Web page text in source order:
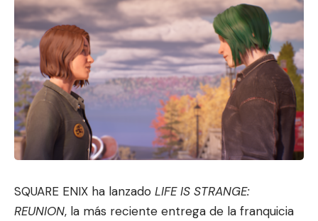
SQUARE ENIX ha lanzado LIFE IS STRANGE:
REUNION, la más reciente entrega de la franquicia